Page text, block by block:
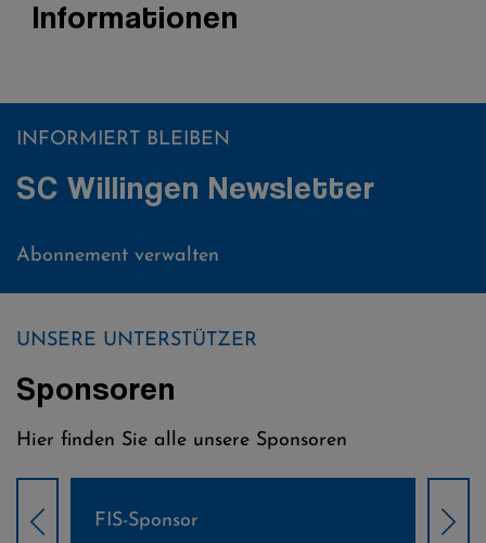
Informationen
INFORMIERT BLEIBEN
SC Willingen Newsletter
Abonnement verwalten
UNSERE UNTERSTÜTZER
Sponsoren
Hier finden Sie alle unsere Sponsoren
Weltcup-Sponsoren Damen